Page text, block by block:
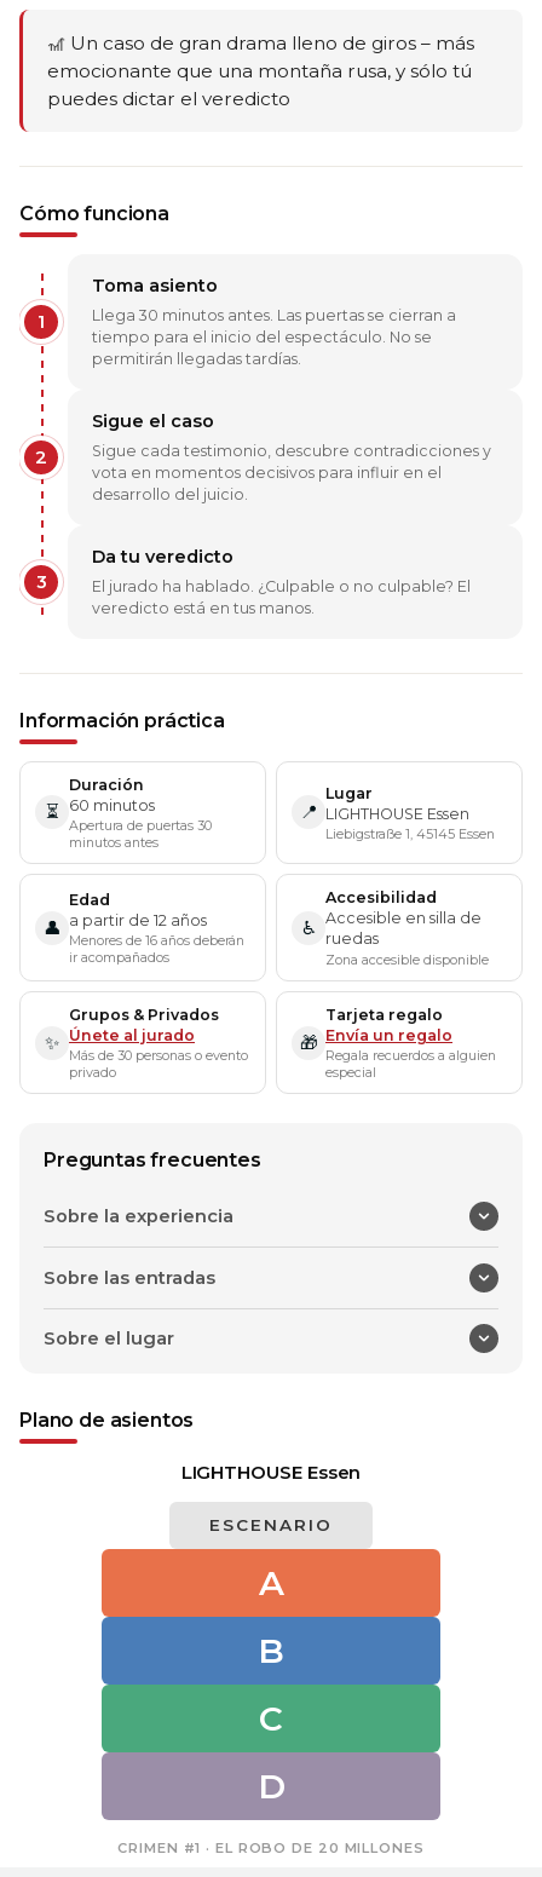
🎢 Un caso de gran drama lleno de giros – más
emocionante que una montaña rusa, y sólo tú
puedes dictar el veredicto
Cómo funciona
1
Toma asiento
Llega 30 minutos antes. Las puertas se cierran a
tiempo para el inicio del espectáculo. No se
permitirán llegadas tardías.
2
Sigue el caso
Sigue cada testimonio, descubre contradicciones y
vota en momentos decisivos para influir en el
desarrollo del juicio.
3
Da tu veredicto
El jurado ha hablado. ¿Culpable o no culpable? El
veredicto está en tus manos.
Información práctica
⏳
Duración
60 minutos
Apertura de puertas 30
minutos antes
📍
Lugar
LIGHTHOUSE Essen
Liebigstraße 1, 45145 Essen
👤
Edad
a partir de 12 años
Menores de 16 años deberán
ir acompañados
♿
Accesibilidad
Accesible en silla de
ruedas
Zona accesible disponible
✨
Grupos & Privados
Únete al jurado
Más de 30 personas o evento
privado
🎁
Tarjeta regalo
Envía un regalo
Regala recuerdos a alguien
especial
Preguntas frecuentes
Sobre la experiencia
Sobre las entradas
Sobre el lugar
Plano de asientos
LIGHTHOUSE Essen
ESCENARIO
A
B
C
D
CRIMEN #1 · EL ROBO DE 20 MILLONES